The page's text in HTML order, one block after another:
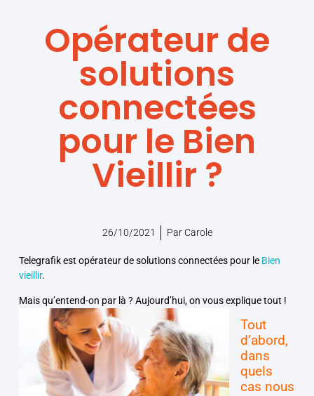
Opérateur de
solutions
connectées
pour le Bien
Vieillir ?
26/10/2021 ParCarole
Telegrafik est opérateur de solutions connectées pour le Bien
vieillir.
Mais qu’entend-on par là ? Aujourd’hui, on vous explique tout !
Tout
d’abord,
dans
quels
cas nous